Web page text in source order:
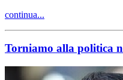
continua...
Torniamo alla politica